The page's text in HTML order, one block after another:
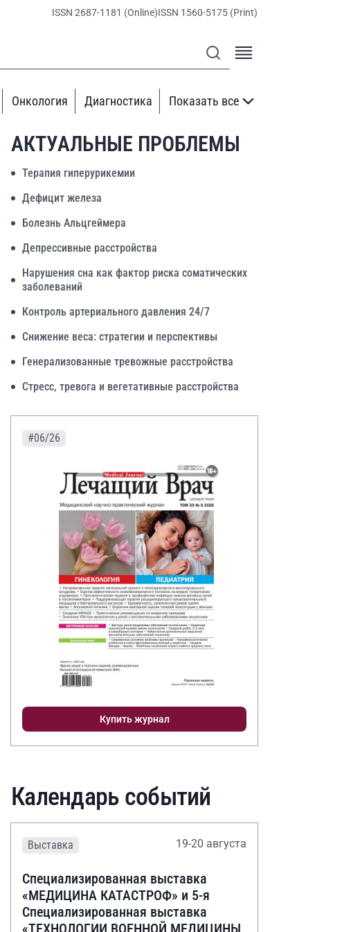
ISSN 2687-1181 (Online)ISSN 1560-5175 (Print)
Онкология Диагностика Показать все
АКТУАЛЬНЫЕ ПРОБЛЕМЫ
Терапия гиперурикемии
Дефицит железа
Болезнь Альцгеймера
Депрессивные расстройства
Нарушения сна как фактор риска соматических
заболеваний
Контроль артериального давления 24/7
Снижение веса: стратегии и перспективы
Генерализованные тревожные расстройства
Стресс, тревога и вегетативные расстройства
#06/26
Купить журнал
Календарь событий
Выставка 19-20 августа
Специализированная выставка
«МЕДИЦИНА КАТАСТРОФ» и 5-я
Специализированная выставка
«ТЕХНОЛОГИИ ВОЕННОЙ МЕДИЦИНЫ